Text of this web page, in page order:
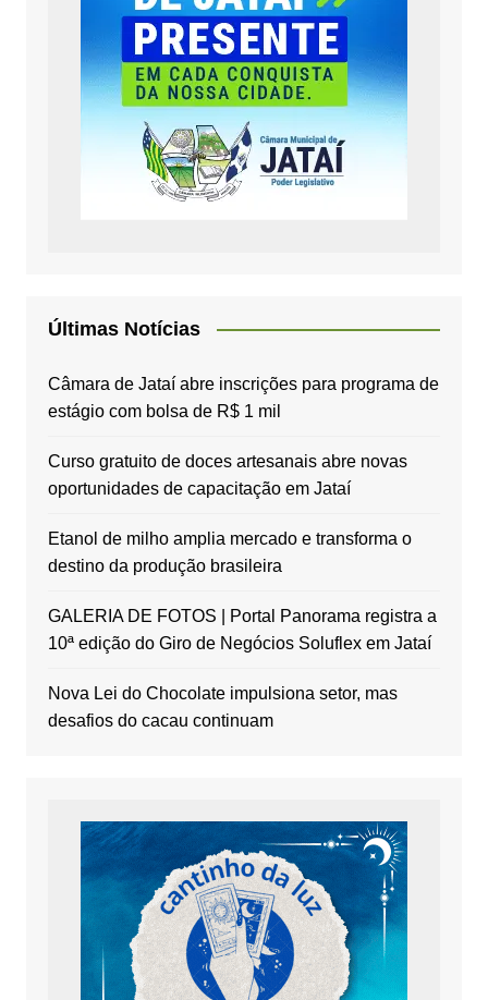
Últimas Notícias
Câmara de Jataí abre inscrições para programa de
estágio com bolsa de R$ 1 mil
Curso gratuito de doces artesanais abre novas
oportunidades de capacitação em Jataí
Etanol de milho amplia mercado e transforma o
destino da produção brasileira
GALERIA DE FOTOS | Portal Panorama registra a
10ª edição do Giro de Negócios Soluflex em Jataí
Nova Lei do Chocolate impulsiona setor, mas
desafios do cacau continuam